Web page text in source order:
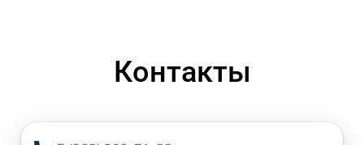
Контакты